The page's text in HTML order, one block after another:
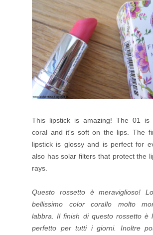
This lipstick is amazing! The 01 is
coral and it's soft on the lips. The
lipstick is glossy and is perfect for
also has solar filters that protect the
rays.
Questo rossetto è meraviglioso!
bellissimo color corallo molto
labbra. Il finish di questo rossetto è
perfetto per tutti i giorni. Inoltre